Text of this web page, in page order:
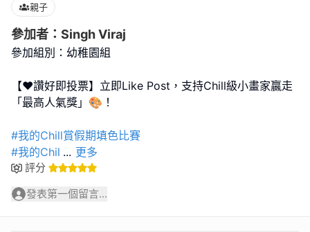
親子
參加者：Singh Viraj
參加組別：幼稚園組
【❤️讚好即投票】立即Like Post，支持Chill級小畫家贏走
「最高人氣獎」🎨！
#我的Chill賞假期填色比賽
#我的Chil ... 更多
評分
發表第一個留言...